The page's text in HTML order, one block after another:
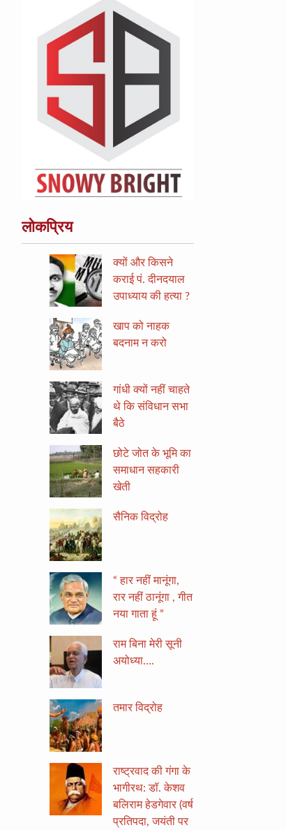
लोकप्रिय
क्यों और किसने
कराई पं. दीनदयाल
उपाध्याय की हत्या ?
खाप को नाहक
बदनाम न करो
गांधी क्यों नहीं चाहते
थे कि संविधान सभा
बैठे
छोटे जोत के भूमि का
समाधान सहकारी
खेती
सैनिक विद्रोह
“ हार नहीं मानूंगा,
रार नहीं ठानूंगा , गीत
नया गाता हूं ”
राम बिना मेरी सूनी
अयोध्या….
तमार विद्रोह
राष्ट्रवाद की गंगा के
भागीरथ: डॉ. केशव
बलिराम हेडगेवार (वर्ष
प्रतिपदा, जयंती पर